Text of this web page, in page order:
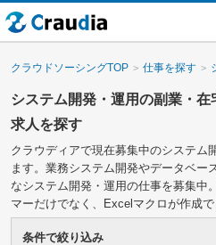
クラウドソーシングTOP 仕事を探す
システム開発・運用の副業・在
求人を探す
クラウディアで現在募集中のシステム
ます。業務システム開発やデータベー
なシステム開発・運用の仕事を募集中
マーだけでなく、Excelマクロが作成で
条件で絞り込み